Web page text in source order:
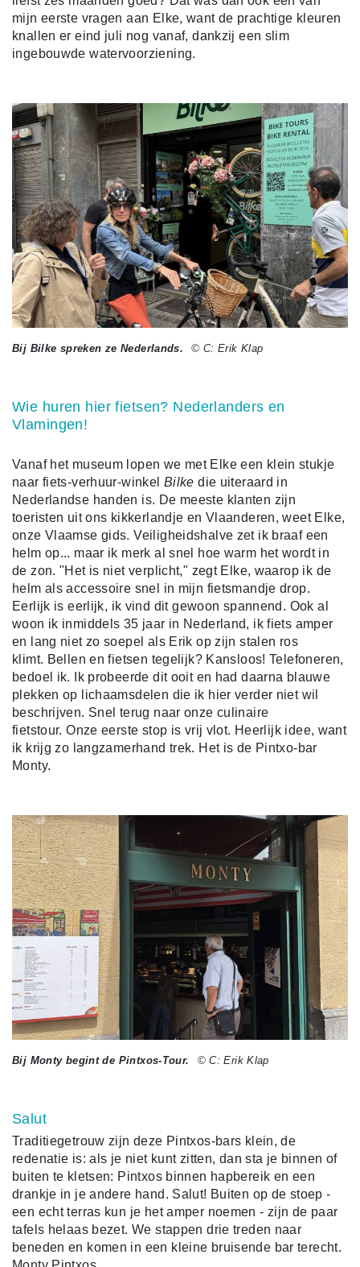
mijn eerste vragen aan Elke, want de prachtige kleuren
knallen er eind juli nog vanaf, dankzij een slim
ingebouwde watervoorziening.
Bij Bilke spreken ze Nederlands. © C: Erik Klap
Wie huren hier fietsen? Nederlanders en
Vlamingen!
Vanaf het museum lopen we met Elke een klein stukje
naar fiets-verhuur-winkel Bilke die uiteraard in
Nederlandse handen is. De meeste klanten zijn
toeristen uit ons kikkerlandje en Vlaanderen, weet Elke,
onze Vlaamse gids. Veiligheidshalve zet ik braaf een
helm op... maar ik merk al snel hoe warm het wordt in
de zon. "Het is niet verplicht," zegt Elke, waarop ik de
helm als accessoire snel in mijn fietsmandje drop.
Eerlijk is eerlijk, ik vind dit gewoon spannend. Ook al
woon ik inmiddels 35 jaar in Nederland, ik fiets amper
en lang niet zo soepel als Erik op zijn stalen ros
klimt. Bellen en fietsen tegelijk? Kansloos! Telefoneren,
bedoel ik. Ik probeerde dit ooit en had daarna blauwe
plekken op lichaamsdelen die ik hier verder niet wil
beschrijven. Snel terug naar onze culinaire
fietstour.Onze eerste stop is vrij vlot. Heerlijk idee, want
ik krijg zo langzamerhand trek. Het is de Pintxo-bar
Monty.
Bij Monty begint de Pintxos-Tour. © C: Erik Klap
Salut
Traditiegetrouw zijn deze Pintxos-bars klein, de
redenatie is: als je niet kunt zitten, dan sta je binnen of
buiten te kletsen: Pintxos binnen hapbereik en een
drankje in je andere hand. Salut! Buiten op de stoep -
een echt terras kun je het amper noemen - zijn de paar
tafels helaas bezet. We stappen drie treden naar
beneden en komen in een kleine bruisende bar terecht.